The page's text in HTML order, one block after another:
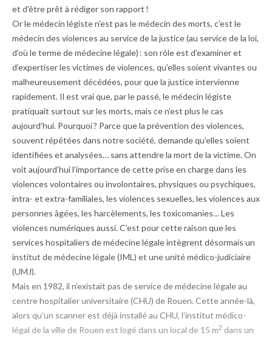
et d’être prêt à rédiger son rapport !
Or le médecin légiste n’est pas le médecin des morts, c’est le
médecin des violences au service de la justice (au service de la loi,
d’où le terme de médecine légale) : son rôle est d’examiner et
d’expertiser les victimes de violences, qu’elles soient vivantes ou
malheureusement décédées, pour que la justice intervienne
rapidement. Il est vrai que, par le passé, le médecin légiste
pratiquait surtout sur les morts, mais ce n’est plus le cas
aujourd’hui. Pourquoi ? Parce que la prévention des violences,
souvent répétées dans notre société, demande qu’elles soient
identifiées et analysées… sans attendre la mort de la victime. On
voit aujourd’hui l’importance de cette prise en charge dans les
violences volontaires ou involontaires, physiques ou psychiques,
intra- et extra-familiales, les violences sexuelles, les violences aux
personnes âgées, les harcèlements, les toxicomanies… Les
violences numériques aussi. C’est pour cette raison que les
services hospitaliers de médecine légale intègrent désormais un
institut de médecine légale (IML) et une unité médico-judiciaire
(UMJ).
Mais en 1982, il n’existait pas de service de médecine légale au
centre hospitalier universitaire (CHU) de Rouen. Cette année-là,
alors qu’un scanner est déjà installé au CHU, l’institut médico-
légal de la ville de Rouen est logé dans un local de 15 m2 dans un